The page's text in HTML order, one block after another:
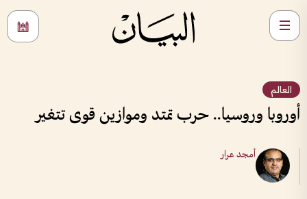
العالم
أوروبا وروسيا.. حرب تمتد وموازين قوى تتغير
أمجد عرار